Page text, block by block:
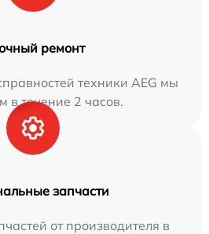
ремонт
техники AEG мы
в течение 2 часов.
запчасти
от производителя в